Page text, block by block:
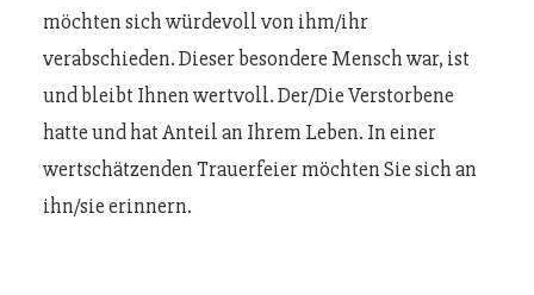
möchten sich würdevoll von ihm/ihr
verabschieden. Dieser besondere Mensch war, ist
und bleibt Ihnen wertvoll. Der/Die Verstorbene
hatte und hat Anteil an Ihrem Leben. In einer
wertschätzenden Trauerfeier möchten Sie sich an
ihn/sie erinnern.